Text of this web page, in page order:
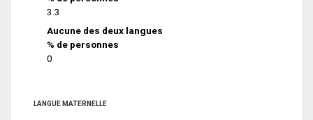
3.3
Aucune des deux langues
% de personnes
0
LANGUE MATERNELLE